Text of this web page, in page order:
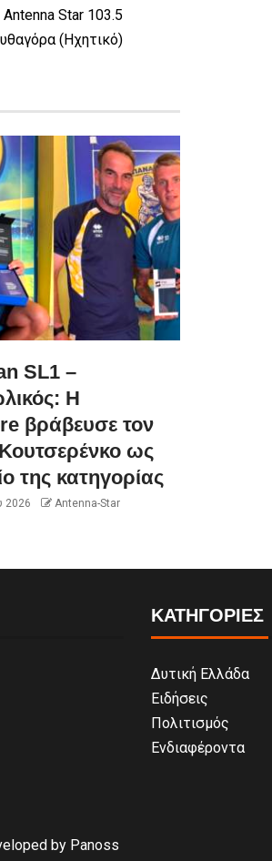
Star 103.5
(Ηχητικό)
SL1 –
Η
βράβευσε τον
Κουτσερένκο ως
της κατηγορίας
2026 Antenna-Star
ΚΑΤΗΓΟΡΙΕΣ
Δυτική Ελλάδα
Ειδήσεις
Πολιτισμός
Ενδιαφέροντα
by Panoss